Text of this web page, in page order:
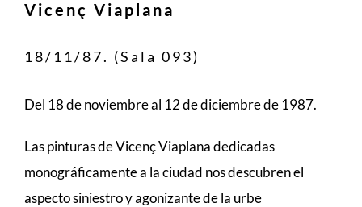
Vicenç Viaplana
18/11/87. (Sala 093)
Del 18 de noviembre al 12 de diciembre de 1987.
Las pinturas de Vicenç Viaplana dedicadas
monográficamente a la ciudad nos descubren el
aspecto siniestro y agonizante de la urbe